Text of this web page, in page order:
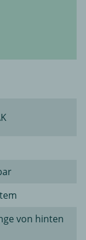
von hinten